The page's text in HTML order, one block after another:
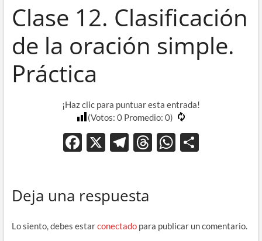
Clase 12. Clasificación
de la oración simple.
Práctica
¡Haz clic para puntuar esta entrada!
(Votos: 0Promedio: 0)
F
b
o
X T
gr
m
T
ds
W
p
ti
Deja una respuesta
Lo siento, debes estarconectadopara publicar un comentario.